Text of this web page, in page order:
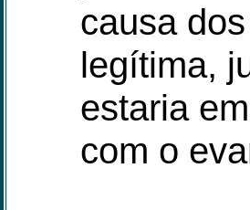
causa
legítima,
estaria
com o